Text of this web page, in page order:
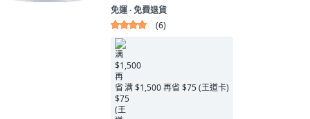
免運 ∙ 免費退貨
(6)
满 $1,500 再省 $75 (王道卡)